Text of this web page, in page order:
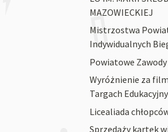
MAZOWIECKIEJ
Mistrzostwa
Indywidualnych
Powiatowe
Wyróżnienie za
Targach
Licealiada
Sprzedaży kartek